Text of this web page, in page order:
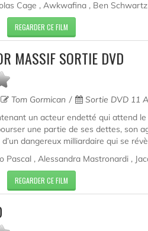
Cage , Awkwafina , Ben
REGARDER CE FILM
MASSIF SORTIE DVD
Tom Gormican Sortie DVD 11
un acteur endetté qui attend
une partie de ses dettes, son
dangereux milliardaire qui se
Pascal , Alessandra Mastronardi ,
REGARDER CE FILM